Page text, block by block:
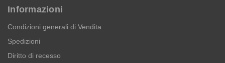
Informazioni
Condizioni generali di Vendita
Spedizioni
Diritto di recesso